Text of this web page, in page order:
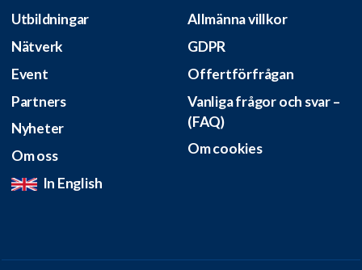
Utbildningar
Nätverk
Event
Partners
Nyheter
Om oss
In English
Allmänna villkor
GDPR
Offertförfrågan
Vanliga frågor och svar –
(FAQ)
Om cookies